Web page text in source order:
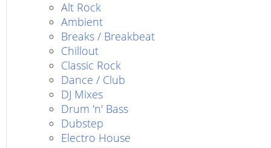
Alt Rock
Ambient
Breaks / Breakbeat
Chillout
Classic Rock
Dance / Club
DJ Mixes
Drum 'n' Bass
Dubstep
Electro House